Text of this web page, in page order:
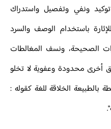
ونفي وتفصيل واستدراك
باستخدام الوصف والسرد
الصحيحة، ونسف المغالطات
أخرى محدودة وعفوية لا تخلو
الخلاقة للغة كقوله :